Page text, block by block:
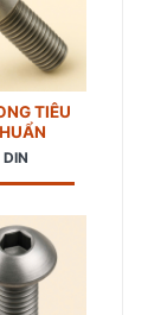
TIÊU
DIN